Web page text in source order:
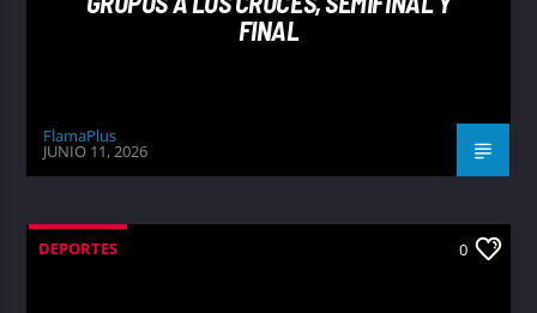
FINAL
FlamaPlus
JUNIO 11, 2026
DEPORTES 0